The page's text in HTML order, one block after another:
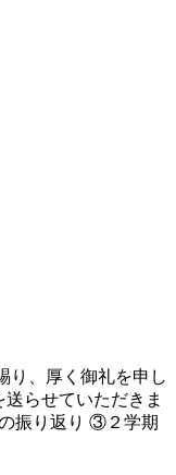
り、厚く御礼を申し
らせていただきま
振り返り ③２学期